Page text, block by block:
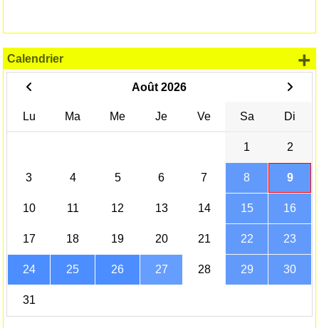
Calendrier
Août 2026
Lu Ma Me Je Ve Sa Di
1 2
3 4 5 6 7 8 9
10 11 12 13 14 15 16
17 18 19 20 21 22 23
24 25 26 27 28 29 30
31
+